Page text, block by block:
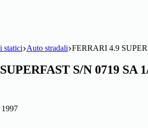
statici Auto stradali FERRARI 4.9
S/N 0719 SA
1997